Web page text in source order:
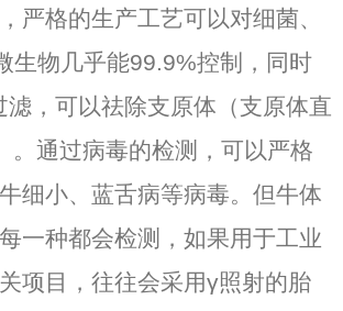
严格的生产工艺可以对细菌、
生物几乎能99.9%控制，同时
滤，可以祛除支原体（支原体直
。通过病毒的检测，可以严格
细小、蓝舌病等病毒。但牛体
一种都会检测，如果用于工业
项目，往往会采用γ照射的胎